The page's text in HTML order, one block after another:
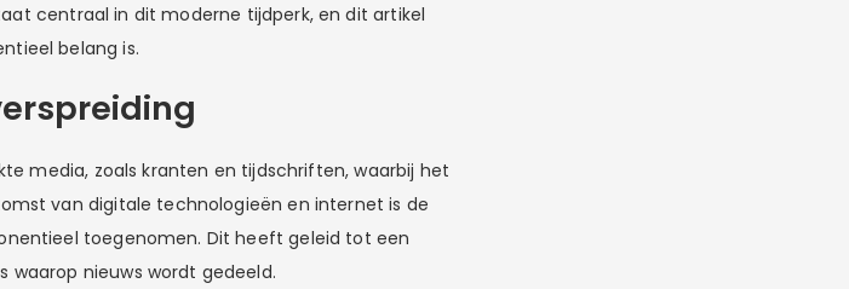
centraal in dit moderne tijdperk, en dit artikel
belang is.
media, zoals kranten en tijdschriften, waarbij het
van digitale technologieën en internet is de
toegenomen. Dit heeft geleid tot een
nieuws wordt gedeeld.